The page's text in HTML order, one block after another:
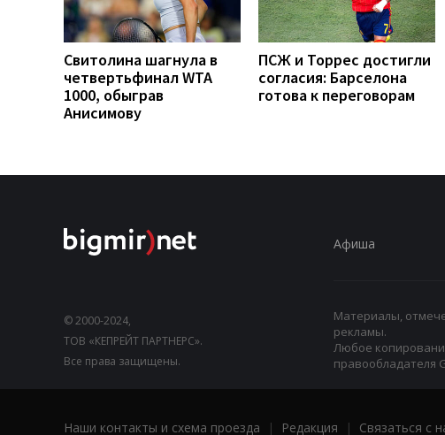
Свитолина шагнула в
четвертьфинал WTA
1000, обыграв
Анисимову
ПСЖ и Торрес достигли
согласия: Барселона
готова к переговорам
© 2000-2024,
ТОВ «КЕПРЕЙТ ПАРТНЕРС».
Все права защищены.
Афиша
Материалы,
рекламы.
Любое
правообладателя
Наши контакты и схема проезда | Редакция | Связаться с